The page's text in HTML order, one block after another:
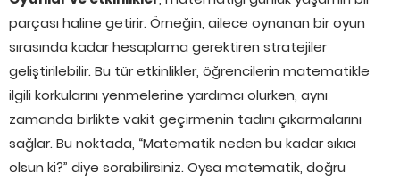
parçası haline getirir. Örneğin, ailece oynanan bir oyun
sırasında kadar hesaplama gerektiren stratejiler
geliştirilebilir. Bu tür etkinlikler, öğrencilerin matematikle
ilgili korkularını yenmelerine yardımcı olurken, aynı
zamanda birlikte vakit geçirmenin tadını çıkarmalarını
sağlar. Bu noktada, “Matematik neden bu kadar sıkıcı
olsun ki?” diye sorabilirsiniz. Oysa matematik, doğru